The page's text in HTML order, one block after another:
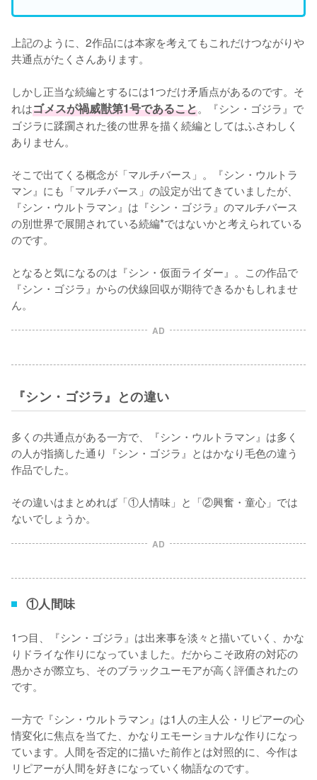
上記のように、2作品には本家を考えてもこれだけつながりや
共通点がたくさんあります。
しかし正当な続編とするには1つだけ矛盾点があるのです。そ
れはゴメスが禍威獣第1号であること。『シン・ゴジラ』で
ゴジラに蹂躙された後の世界を描く続編としてはふさわしく
ありません。
そこで出てくる概念が「マルチバース」。『シン・ウルトラ
マン』にも「マルチバース」の設定が出てきていましたが、
『シン・ウルトラマン』は『シン・ゴジラ』のマルチバース
の別世界で展開されている続編*ではないかと考えられている
のです。
となると気になるのは『シン・仮面ライダー』。この作品で
『シン・ゴジラ』からの伏線回収が期待できるかもしれませ
ん。
AD
『シン・ゴジラ』との違い
多くの共通点がある一方で、『シン・ウルトラマン』は多く
の人が指摘した通り『シン・ゴジラ』とはかなり毛色の違う
作品でした。
その違いはまとめれば「①人情味」と「②興奮・童心」では
ないでしょうか。
AD
①人間味
1つ目、『シン・ゴジラ』は出来事を淡々と描いていく、かな
りドライな作りになっていました。だからこそ政府の対応の
愚かさが際立ち、そのブラックユーモアが高く評価されたの
です。
一方で『シン・ウルトラマン』は1人の主人公・リピアーの心
情変化に焦点を当てた、かなりエモーショナルな作りになっ
ています。人間を否定的に描いた前作とは対照的に、今作は
リピアーが人間を好きになっていく物語なのです。